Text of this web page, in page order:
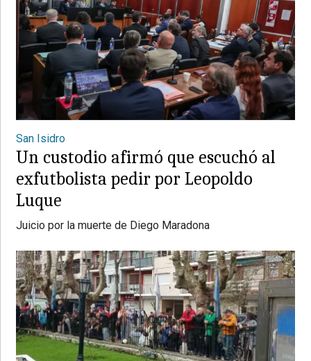
San Isidro
Un custodio afirmó que escuchó al
exfutbolista pedir por Leopoldo
Luque
Juicio por la muerte de Diego Maradona